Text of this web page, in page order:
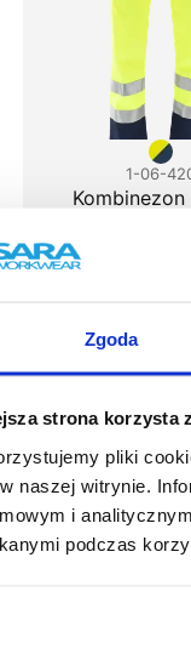
Zgoda
strona korzysta
pliki
naszej witrynie.
i
podczas
1-06-
Kombinezon
540,92 zł
Cena regularna
roboczych
czemu
wykonania
rozmiarach, co